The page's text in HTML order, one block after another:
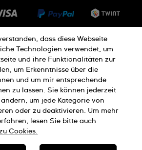
Cookies Hinweis
Impressum
SWISS MADE
dass diese Webseite
Technologien verwendet, um
und ihre Funktionalitäten zur
um Erkenntnisse über die
und um mir entsprechende
zu lassen. Sie können jederzeit
um jede Kategorie von
oder zu deaktivieren. Um mehr
lesen Sie bitte auch
Cookies.